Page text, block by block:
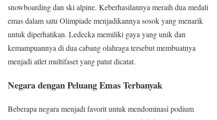
snowboarding dan ski alpine. Keberhasilannya meraih dua medali
emas dalam satu Olimpiade menjadikannya sosok yang menarik
untuk diperhatikan. Ledecka memiliki gaya yang unik dan
kemampuannya di dua cabang olahraga tersebut membuatnya
menjadi atlet multifaset yang patut dicatat.
Negara dengan Peluang Emas Terbanyak
Beberapa negara menjadi favorit untuk mendominasi podium